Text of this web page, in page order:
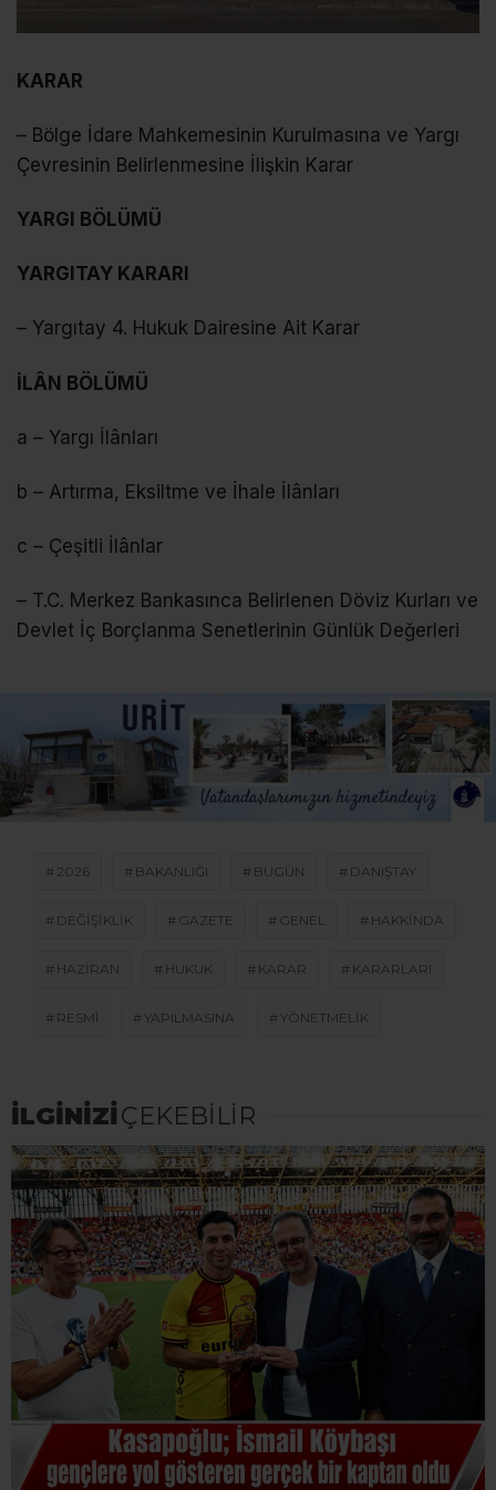
KARAR
– Bölge İdare Mahkemesinin Kurulmasına ve Yargı
Çevresinin Belirlenmesine İlişkin Karar
YARGI BÖLÜMÜ
YARGITAY KARARI
– Yargıtay 4. Hukuk Dairesine Ait Karar
İLÂN BÖLÜMÜ
a – Yargı İlânları
b – Artırma, Eksiltme ve İhale İlânları
c – Çeşitli İlânlar
– T.C. Merkez Bankasınca Belirlenen Döviz Kurları ve
Devlet İç Borçlanma Senetlerinin Günlük Değerleri
2026 BAKANLIĞI BUGÜN DANIŞTAY
DEĞIŞIKLIK GAZETE GENEL HAKKINDA
HAZIRAN HUKUK KARAR KARARLARI
RESMÎ YAPILMASINA YÖNETMELIK
İLGİNİZİÇEKEBİLİR